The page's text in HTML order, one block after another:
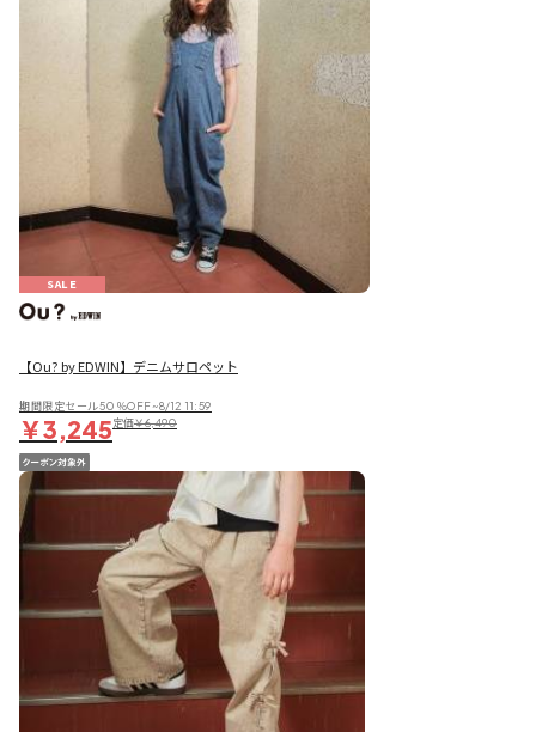
SALE
【Ou? by EDWIN】デニムサロペット
期間限定セール50％OFF~8/12 11:59
￥3,245定価￥6,490